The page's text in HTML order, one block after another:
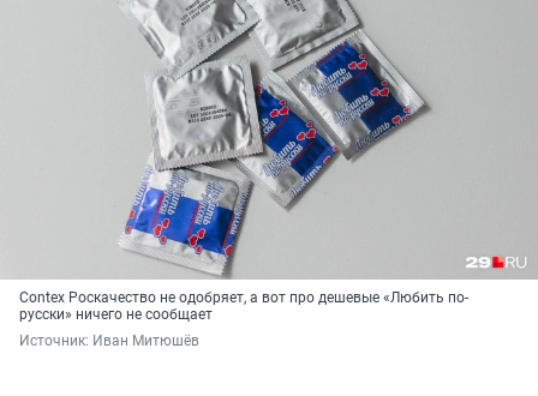
Contex Роскачество не одобряет, а вот про дешевые «Любить по-
русски» ничего не сообщает
Источник: Иван Митюшёв